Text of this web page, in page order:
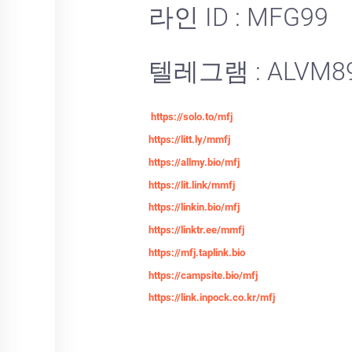
라인 ID : MFG99
텔레그램 :
https://solo.to/mfj
https://litt.ly/mmfj
https://allmy.bio/mfj
https://lit.link/mmfj
https://linkin.bio/mfj
https://linktr.ee/mmfj
https://mfj.taplink.bio
https://campsite.bio/mfj
https://link.inpock.co.kr/mfj